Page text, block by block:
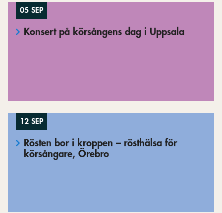
05 SEP
Konsert på körsångens dag i Uppsala
12 SEP
Rösten bor i kroppen – rösthälsa för
körsångare, Örebro